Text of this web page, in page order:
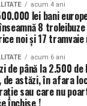
acum 4 ani
lei bani
8
noi și 17 tramvaie
acum 6 ani
de până la 2.500
de astăzi, în afara
sau care nu
închise !